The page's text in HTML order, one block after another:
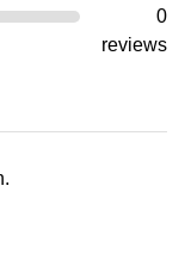
0
reviews